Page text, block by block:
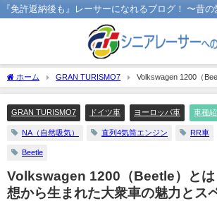
『免許返納後も』レーサーになれるブログ！ 〜昔
ホーム GRAN TURISMO7
Volkswagen 1200（
想から生まれた大衆車の魅力とスペック・中古相場・GT7
GRAN TURISMO7 ドイツ車 ヨーロッパ車 車種
NA（自然吸気） 直列4気筒エンジン RR車
Beetle
Volkswagen 1200（Beetle）とは
想から生まれた大衆車の魅力とス